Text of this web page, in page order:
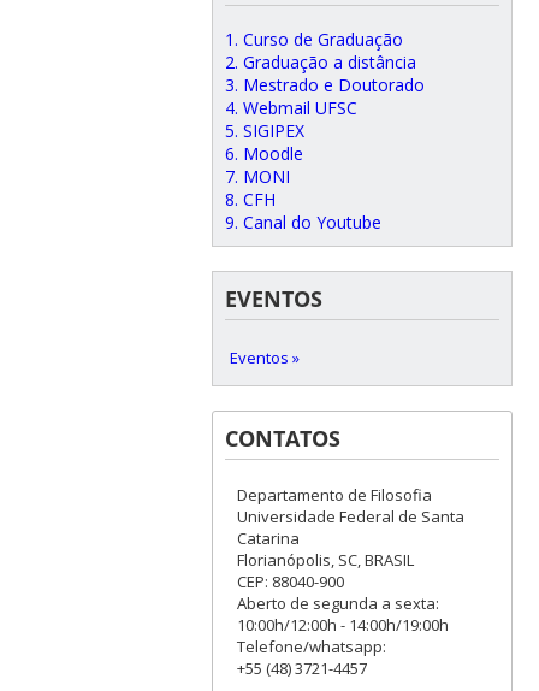
1. Curso de Graduação
2. Graduação a distância
3. Mestrado e Doutorado
4. Webmail UFSC
5. SIGIPEX
6. Moodle
7. MONI
8. CFH
9. Canal do Youtube
EVENTOS
Eventos »
CONTATOS
Departamento de Filosofia
Universidade Federal de Santa
Catarina
Florianópolis, SC, BRASIL
CEP: 88040-900
Aberto de segunda a sexta:
10:00h/12:00h - 14:00h/19:00h
Telefone/whatsapp:
+55 (48) 3721-4457